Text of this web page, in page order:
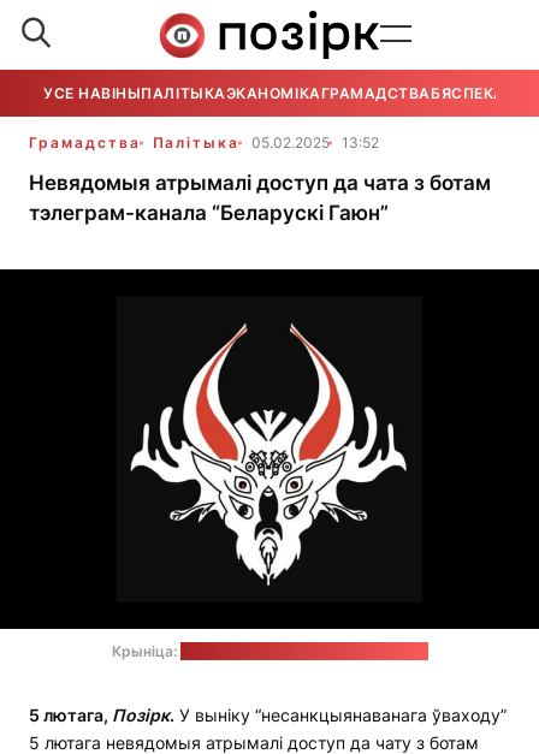
УСЕ НАВІНЫПАЛІТЫКАЭКАНОМІКАГРАМАДСТВАБЯСПЕКА
Грамадства Палітыка 05.02.2025 13:52
Невядомыя атрымалі доступ да чата з ботам
тэлеграм-канала “Беларускі Гаюн”
Крыніца:
5 лютага, Позірк. У выніку “несанкцыянаванага ўваходу”
5 лютага невядомыя атрымалі доступ да чату з ботам